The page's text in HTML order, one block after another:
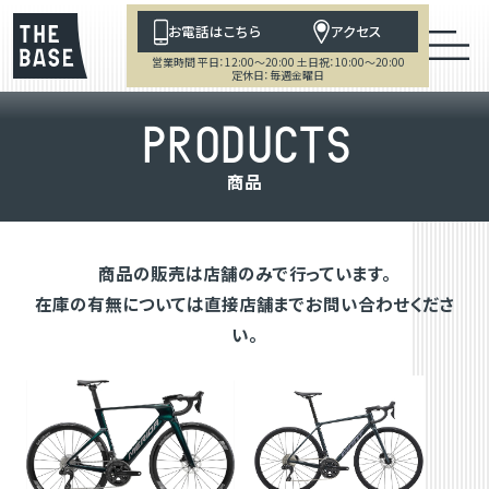
お電話はこちら アクセス
営業時間 平日：12:00～20:00 土日祝：10:00～20:00
定休日：毎週金曜日
PRODUCTS
商品
商品の販売は店舗のみで行っています。
在庫の有無については直接店舗までお問い合わせくださ
い。